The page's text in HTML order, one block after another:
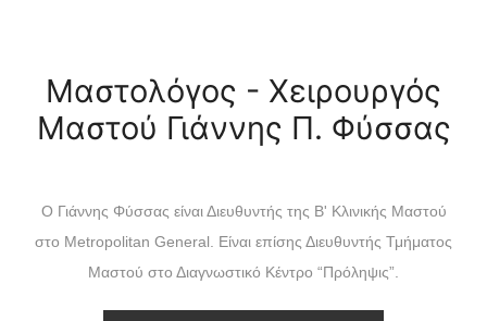
Μαστολόγος - Χειρουργός
Μαστού Γιάννης Π. Φύσσας
Ο Γιάννης Φύσσας είναι Διευθυντής της Β' Κλινικής Μαστού
στο Metropolitan General. Είναι επίσης Διευθυντής Τμήματος
Μαστού στο Διαγνωστικό Κέντρο “Πρόληψις”.